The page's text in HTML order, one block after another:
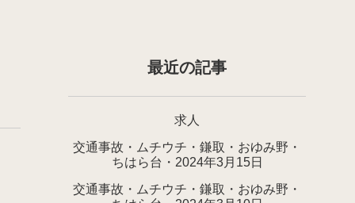
最近の記事
求人
交通事故・ムチウチ・鎌取・おゆみ野・
ちはら台・2024年3月15日
交通事故・ムチウチ・鎌取・おゆみ野・